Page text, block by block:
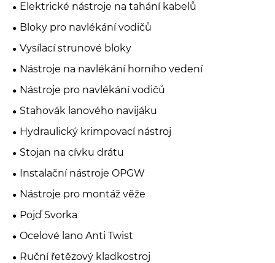
Elektrické nástroje na tahání kabelů
Bloky pro navlékání vodičů
Vysílací strunové bloky
Nástroje na navlékání horního vedení
Nástroje pro navlékání vodičů
Stahovák lanového navijáku
Hydraulický krimpovací nástroj
Stojan na cívku drátu
Instalační nástroje OPGW
Nástroje pro montáž věže
Pojď Svorka
Ocelové lano Anti Twist
Ruční řetězový kladkostroj